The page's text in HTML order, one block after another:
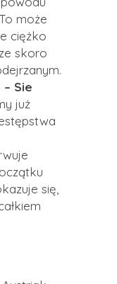
może
ciężko
skoro
Sie
już
się,